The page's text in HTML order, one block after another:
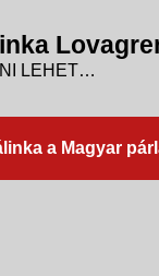
LEHET…
a Magyar